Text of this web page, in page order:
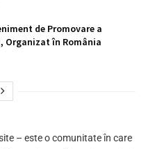
de Promovare a
Organizat în România
– este o comunitate în care